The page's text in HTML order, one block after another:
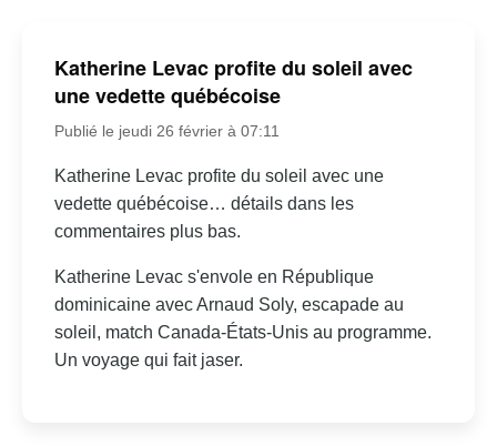
Katherine Levac profite du soleil avec
une vedette québécoise
Publié le jeudi 26 février à 07:11
Katherine Levac profite du soleil avec une
vedette québécoise… détails dans les
commentaires plus bas.
Katherine Levac s'envole en République
dominicaine avec Arnaud Soly, escapade au
soleil, match Canada-États-Unis au programme.
Un voyage qui fait jaser.